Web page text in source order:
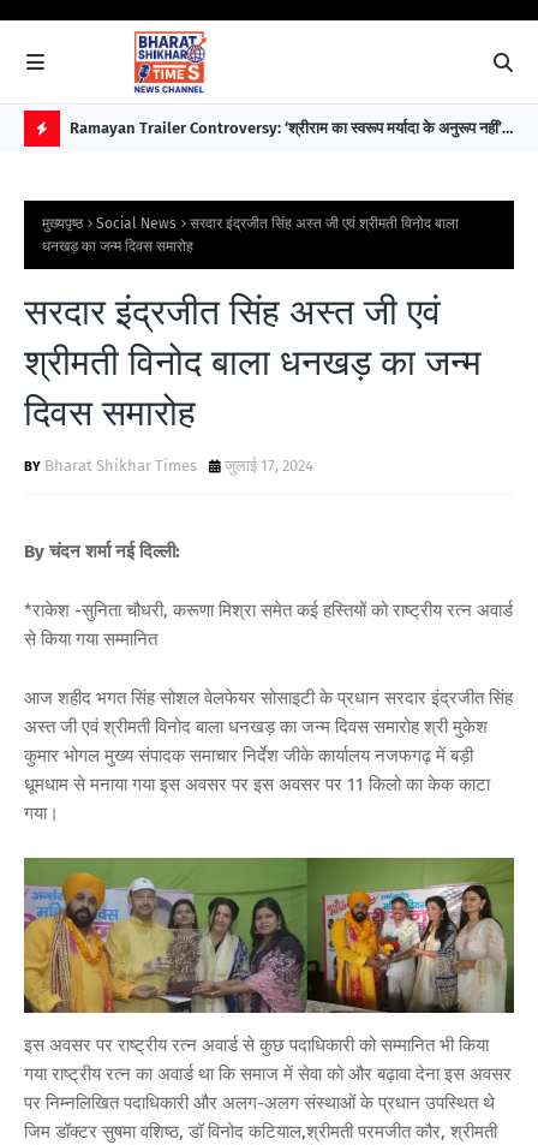
O
P
O
T
S
Ramayan Trailer Controversy: ‘श्रीराम का स्वरूप मर्यादा के अनुरूप नहीं’—
मुख्यपृष्ठ Social News
सरदार इंद्रजीत सिंह अस्त जी एवं श्रीमती विनोद बाला
धनखड़ का जन्म दिवस समारोह
सरदार इंद्रजीत सिंह अस्त जी एवं
श्रीमती विनोद बाला धनखड़ का जन्म
दिवस समारोह
Bharat Shikhar Times जुलाई 17, 2024
By चंदन शर्मा नई दिल्ली:
*राकेश -सुनिता चौधरी, करूणा मिश्रा समेत कई हस्तियों को राष्ट्रीय रत्न अवार्ड
से किया गया सम्मानित
आज शहीद भगत सिंह सोशल वेलफेयर सोसाइटी के प्रधान सरदार इंद्रजीत सिंह
अस्त जी एवं श्रीमती विनोद बाला धनखड़ का जन्म दिवस समारोह श्री मुकेश
कुमार भोगल मुख्य संपादक समाचार निर्देश जीके कार्यालय नजफगढ़ में बड़ी
धूमधाम से मनाया गया इस अवसर पर इस अवसर पर 11 किलो का केक काटा
गया।
इस अवसर पर राष्ट्रीय रत्न अवार्ड से कुछ पदाधिकारी को सम्मानित भी किया
गया राष्ट्रीय रत्न का अवार्ड था कि समाज में सेवा को और बढ़ावा देना इस अवसर
पर निम्नलिखित पदाधिकारी और अलग-अलग संस्थाओं के प्रधान उपस्थित थे
जिम डॉक्टर सुषमा वशिष्ठ, डॉ विनोद कटियाल,श्रीमती परमजीत कौर, श्रीमती